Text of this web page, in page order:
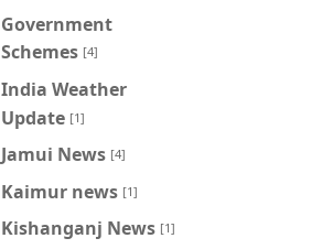
Government
Schemes [4]
India Weather
Update [1]
Jamui News [4]
Kaimur news [1]
Kishanganj News [1]